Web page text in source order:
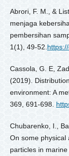
Abrori, F. M., &
menjaga
pembersihan
1(1), 49-52.
Cassola, G. E,
(2019).
environment: A
369, 691-698.
Chubarenko, I.,
On some physical
particles in